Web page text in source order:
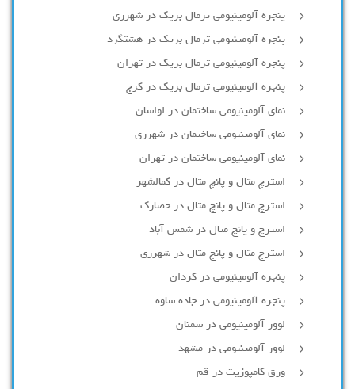
پنجره آلومینیومی ترمال بریک در شهرری
پنجره آلومینیومی ترمال بریک در هشتگرد
پنجره آلومینیومی ترمال بریک در تهران
پنجره آلومینیومی ترمال بریک در کرج
نمای آلومینیومی ساختمان در لواسان
نمای آلومینیومی ساختمان در شهرری
نمای آلومینیومی ساختمان در تهران
استرچ متال و پانچ متال در کمالشهر
استرچ متال و پانچ متال در حصارك
استرچ و پانچ متال در شمس آباد
استرچ متال و پانچ متال در شهرری
پنجره آلومینیومی در کردان
پنجره آلومینیومی در جاده ساوه
لوور آلومینیومی در سمنان
لوور آلومینیومی در مشهد
ورق کامپوزیت در قم